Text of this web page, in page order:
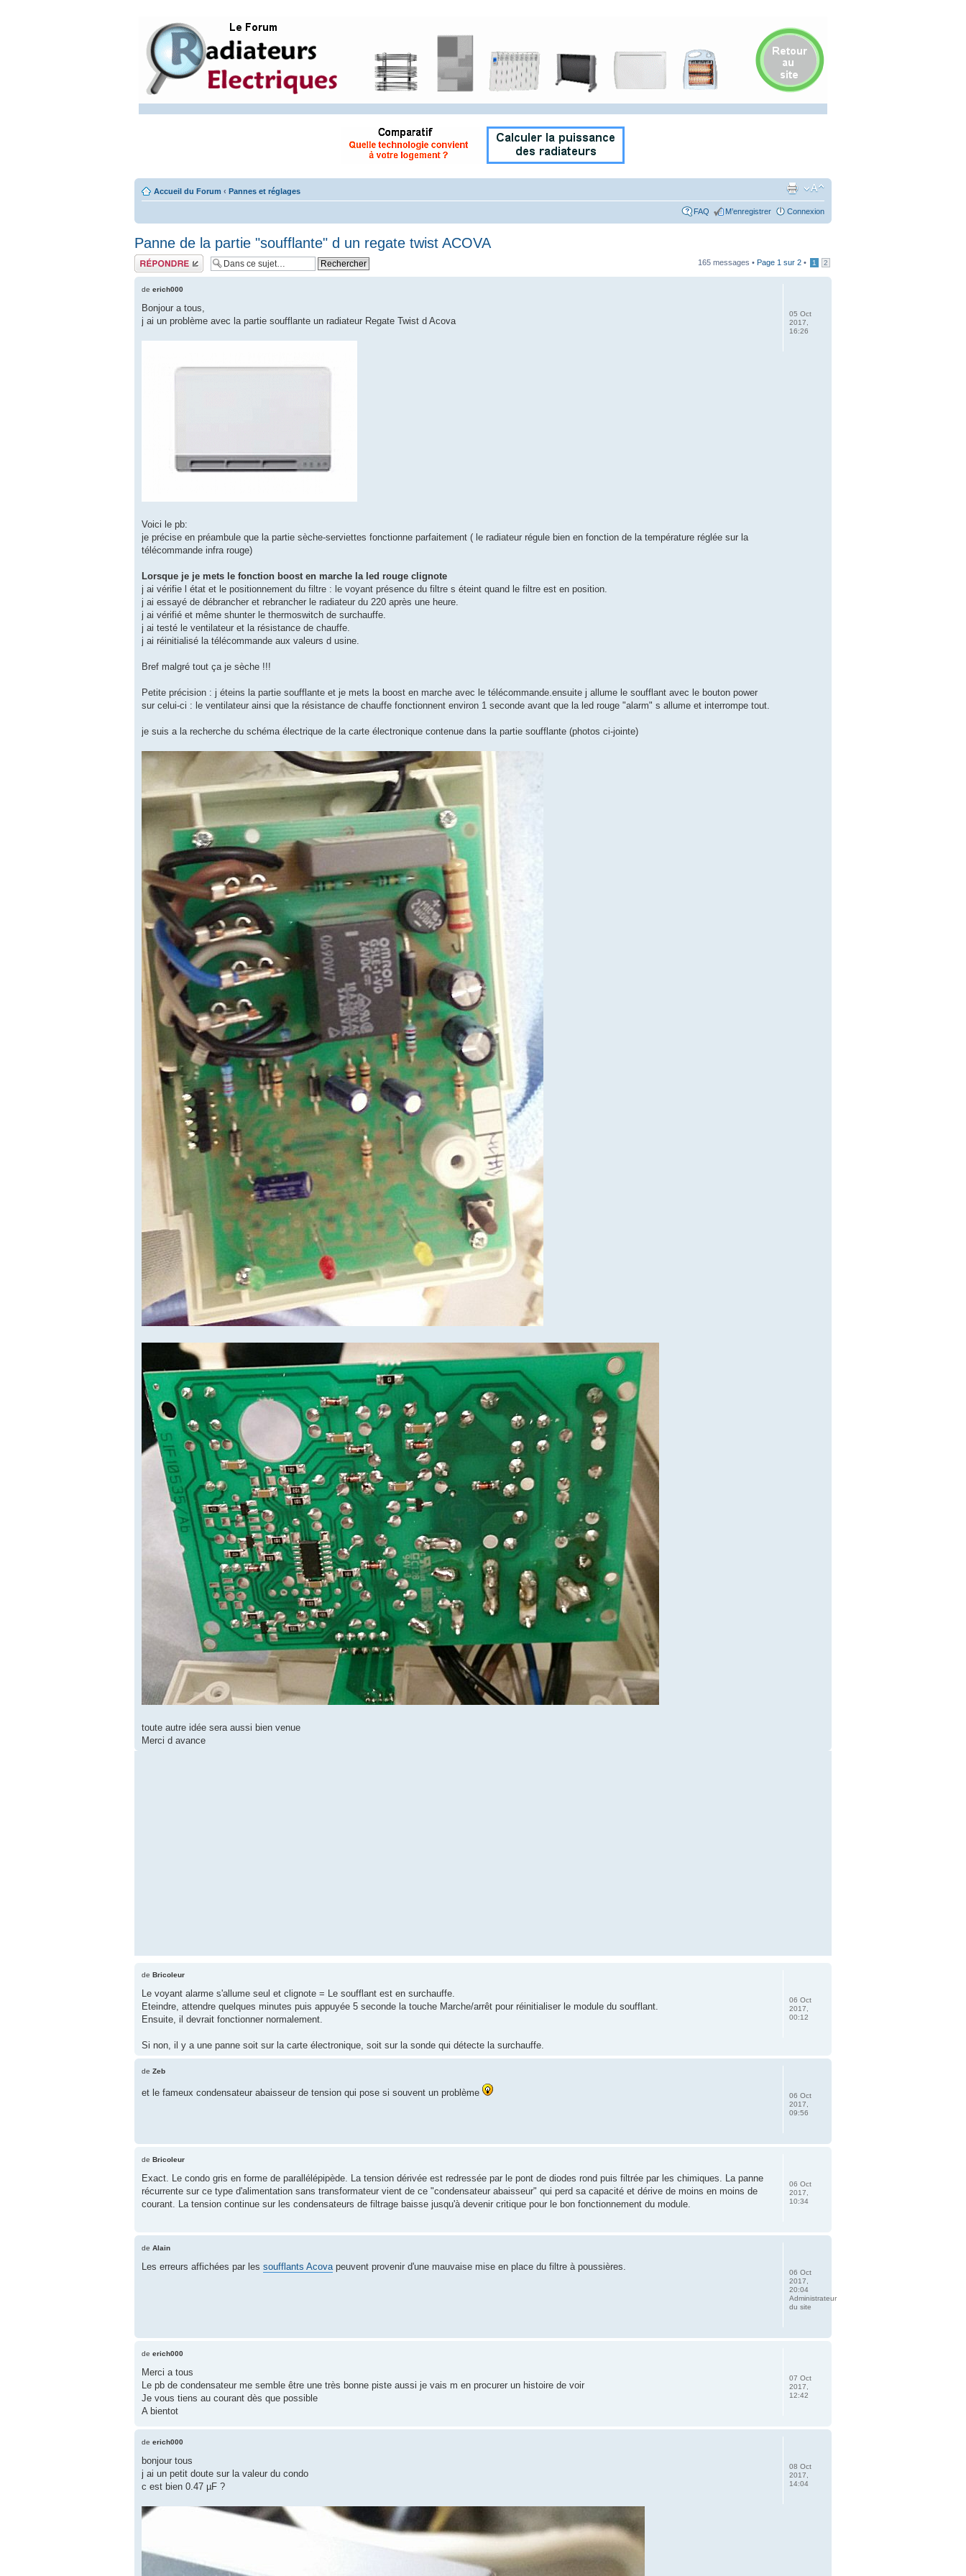
Accueil du Forum ‹ Pannes et réglages
FAQ M’enregistrer Connexion
Panne de la partie "soufflante" d un regate twist ACOVA
Répondre 165 messages • Page 1 sur 2 • 1 2
de erich000
Bonjour a tous,
j ai un problème avec la partie soufflante un radiateur Regate Twist d Acova
Voici le pb:
je précise en préambule que la partie sèche-serviettes fonctionne parfaitement ( le radiateur régule bien en fonction de la température réglée sur la
télécommande infra rouge)
Lorsque je je mets le fonction boost en marche la led rouge clignote
j ai vérifie l état et le positionnement du filtre : le voyant présence du filtre s éteint quand le filtre est en position.
j ai essayé de débrancher et rebrancher le radiateur du 220 après une heure.
j ai vérifié et même shunter le thermoswitch de surchauffe.
j ai testé le ventilateur et la résistance de chauffe.
j ai réinitialisé la télécommande aux valeurs d usine.
Bref malgré tout ça je sèche !!!
Petite précision : j éteins la partie soufflante et je mets la boost en marche avec le télécommande.ensuite j allume le soufflant avec le bouton power
sur celui-ci : le ventilateur ainsi que la résistance de chauffe fonctionnent environ 1 seconde avant que la led rouge "alarm" s allume et interrompe tout.
je suis a la recherche du schéma électrique de la carte électronique contenue dans la partie soufflante (photos ci-jointe)
toute autre idée sera aussi bien venue
Merci d avance
05 Oct
2017,
16:26
de Bricoleur
Le voyant alarme s'allume seul et clignote = Le soufflant est en surchauffe.
Eteindre, attendre quelques minutes puis appuyée 5 seconde la touche Marche/arrêt pour réinitialiser le module du soufflant.
Ensuite, il devrait fonctionner normalement.
Si non, il y a une panne soit sur la carte électronique, soit sur la sonde qui détecte la surchauffe.
06 Oct
2017,
00:12
de Zeb
et le fameux condensateur abaisseur de tension qui pose si souvent un problème
06 Oct
2017,
09:56
de Bricoleur
Exact. Le condo gris en forme de parallélépipède. La tension dérivée est redressée par le pont de diodes rond puis filtrée par les chimiques. La panne
récurrente sur ce type d'alimentation sans transformateur vient de ce "condensateur abaisseur" qui perd sa capacité et dérive de moins en moins de
courant. La tension continue sur les condensateurs de filtrage baisse jusqu'à devenir critique pour le bon fonctionnement du module.
06 Oct
2017,
10:34
de Alain
Les erreurs affichées par les soufflants Acova peuvent provenir d'une mauvaise mise en place du filtre à poussières.
06 Oct
2017,
20:04
Administrateur
du site
de erich000
Merci a tous
Le pb de condensateur me semble être une très bonne piste aussi je vais m en procurer un histoire de voir
Je vous tiens au courant dès que possible
A bientot
07 Oct
2017,
12:42
de erich000
bonjour tous
j ai un petit doute sur la valeur du condo
c est bien 0.47 µF ?
08 Oct
2017,
14:04